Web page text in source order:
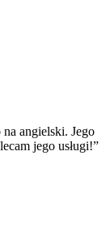
na angielski. Jego
jego usługi!”